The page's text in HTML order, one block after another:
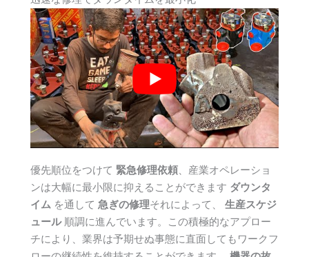
優先順位をつけて 緊急修理依頼、産業オペレーショ
ンは大幅に最小限に抑えることができます ダウンタ
イム を通して 急ぎの修理それによって、 生産スケジ
ュール順調に進んでいます。この積極的なアプロー
チにより、業界は予期せぬ事態に直面してもワークフ